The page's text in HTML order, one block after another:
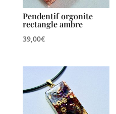
Pendentif orgonite
rectangle ambre
39,00€